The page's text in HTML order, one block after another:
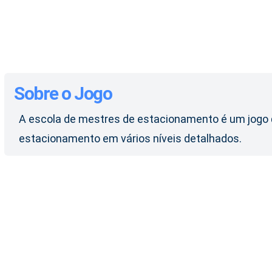
Sobre o Jogo
A escola de mestres de estacionamento é um
estacionamento em vários níveis detalhados.